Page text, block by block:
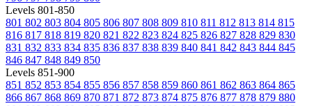
Levels 801-850
801 802 803 804 805 806 807 808 809 810 811 812 813 814 815
816 817 818 819 820 821 822 823 824 825 826 827 828 829 830
831 832 833 834 835 836 837 838 839 840 841 842 843 844 845
846 847 848 849 850
Levels 851-900
851 852 853 854 855 856 857 858 859 860 861 862 863 864 865
866 867 868 869 870 871 872 873 874 875 876 877 878 879 880